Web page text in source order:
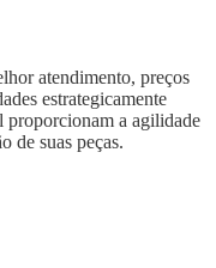
atendimento, preços
estrategicamente
proporcionam a agilidade
de suas peças.